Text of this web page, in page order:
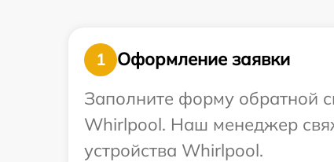
1
Оформление заявки
Заполните форму обратной
Whirlpool. Наш менеджер
устройства Whirlpool.